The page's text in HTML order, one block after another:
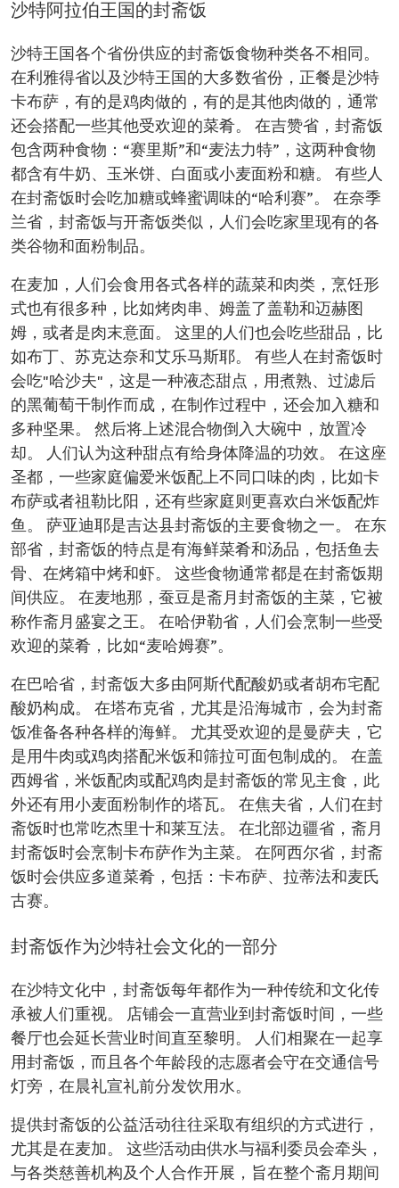
沙特阿拉伯王国的封斋饭
沙特王国各个省份供应的封斋饭食物种类各不相同。
在利雅得省以及沙特王国的大多数省份，正餐是沙特
卡布萨，有的是鸡肉做的，有的是其他肉做的，通常
还会搭配一些其他受欢迎的菜肴。 在吉赞省，封斋饭
包含两种食物：“赛里斯”和“麦法力特”，这两种食物
都含有牛奶、玉米饼、白面或小麦面粉和糖。 有些人
在封斋饭时会吃加糖或蜂蜜调味的“哈利赛”。 在奈季
兰省，封斋饭与开斋饭类似，人们会吃家里现有的各
类谷物和面粉制品。
在麦加，人们会食用各式各样的蔬菜和肉类，烹饪形
式也有很多种，比如烤肉串、姆盖了盖勒和迈赫图
姆，或者是肉末意面。 这里的人们也会吃些甜品，比
如布丁、苏克达奈和艾乐马斯耶。 有些人在封斋饭时
会吃"哈沙夫"，这是一种液态甜点，用煮熟、过滤后
的黑葡萄干制作而成，在制作过程中，还会加入糖和
多种坚果。 然后将上述混合物倒入大碗中，放置冷
却。 人们认为这种甜点有给身体降温的功效。 在这座
圣都，一些家庭偏爱米饭配上不同口味的肉，比如卡
布萨或者祖勒比阳，还有些家庭则更喜欢白米饭配炸
鱼。 萨亚迪耶是吉达县封斋饭的主要食物之一。 在东
部省，封斋饭的特点是有海鲜菜肴和汤品，包括鱼去
骨、在烤箱中烤和虾。 这些食物通常都是在封斋饭期
间供应。 在麦地那，蚕豆是斋月封斋饭的主菜，它被
称作斋月盛宴之王。 在哈伊勒省，人们会烹制一些受
欢迎的菜肴，比如“麦哈姆赛”。
在巴哈省，封斋饭大多由阿斯代配酸奶或者胡布宅配
酸奶构成。 在塔布克省，尤其是沿海城市，会为封斋
饭准备各种各样的海鲜。 尤其受欢迎的是曼萨夫，它
是用牛肉或鸡肉搭配米饭和筛拉可面包制成的。 在盖
西姆省，米饭配肉或配鸡肉是封斋饭的常见主食，此
外还有用小麦面粉制作的塔瓦。 在焦夫省，人们在封
斋饭时也常吃杰里十和莱互法。 在北部边疆省，斋月
封斋饭时会烹制卡布萨作为主菜。 在阿西尔省，封斋
饭时会供应多道菜肴，包括：卡布萨、拉蒂法和麦氏
古赛。
封斋饭作为沙特社会文化的一部分
在沙特文化中，封斋饭每年都作为一种传统和文化传
承被人们重视。 店铺会一直营业到封斋饭时间，一些
餐厅也会延长营业时间直至黎明。 人们相聚在一起享
用封斋饭，而且各个年龄段的志愿者会守在交通信号
灯旁，在晨礼宣礼前分发饮用水。
提供封斋饭的公益活动往往采取有组织的方式进行，
尤其是在麦加。 这些活动由供水与福利委员会牵头，
与各类慈善机构及个人合作开展，旨在整个斋月期间